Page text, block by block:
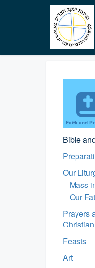
Faith and
Bible
Our
Mass
Our
Prayers
Feasts
Art